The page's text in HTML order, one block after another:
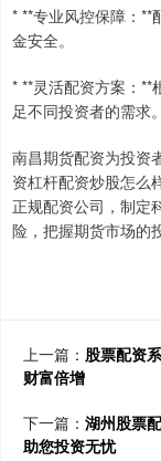
* **专业风控保障：**
金安全。
* **灵活配资方案：**
足不同投资者的需求。
南昌期货配资为投资
资杠杆配资炒股怎么
正规配资公司，制定
险，把握期货市场的
上一篇： 股票配资
财富倍增
下一篇： 湖州股票
助您投资无忧